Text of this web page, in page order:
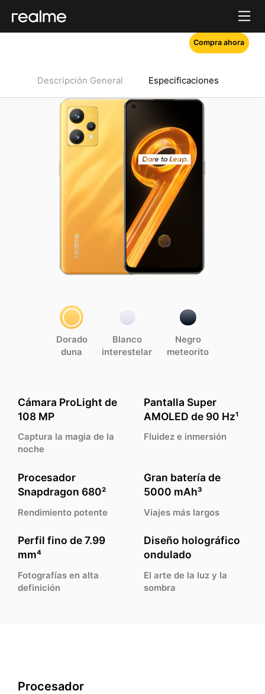
Descripción General Especificaciones
Compra ahora
Cámara ProLight de
108 MP
Captura la magia de la
noche
Pantalla Super
AMOLED de 90 Hz¹
Fluidez e inmersión
Procesador
Snapdragon 680²
Rendimiento potente
Gran batería de
5000 mAh³
Viajes más largos
Perfil fino de 7.99
mm⁴
Fotografías en alta
definición
Diseño holográfico
ondulado
El arte de la luz y la
sombra
Dorado
duna
Blanco
interestelar
Negro
meteorito
Procesador